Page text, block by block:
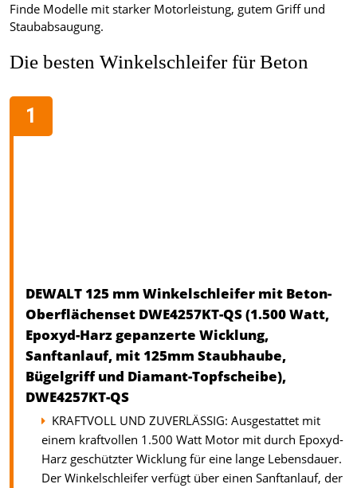
Finde Modelle mit starker Motorleistung, gutem Griff und
Staubabsaugung.
Die besten Winkelschleifer für Beton
DEWALT 125 mm Winkelschleifer mit Beton-
Oberflächenset DWE4257KT-QS (1.500 Watt,
Epoxyd-Harz gepanzerte Wicklung,
Sanftanlauf, mit 125mm Staubhaube,
Bügelgriff und Diamant-Topfscheibe),
DWE4257KT-QS
KRAFTVOLL UND ZUVERLÄSSIG: Ausgestattet mit
einem kraftvollen 1.500 Watt Motor mit durch Epoxyd-
Harz geschützter Wicklung für eine lange Lebensdauer.
Der Winkelschleifer verfügt über einen Sanftanlauf, der